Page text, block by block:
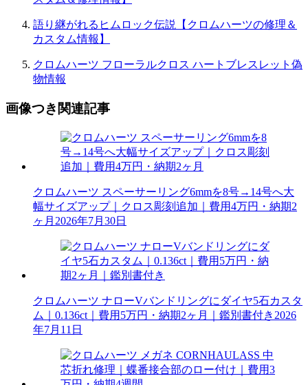
語り継がれるヒムロック伝説【クロムハーツの修理＆
カスタム情報】
クロムハーツ フローラルクロス ハートブレスレット偽
物情報
画像つき関連記事
クロムハーツ スペーサーリング6mmを8号→14号へ大
幅サイズアップ｜クロス彫刻追加｜費用4万円・納期2
ヶ月 2026年7月30日
クロムハーツ ナローVバンドリングにダイヤ5石カスタ
ム｜0.136ct｜費用5万円・納期2ヶ月｜鑑別書付き 2026
年7月11日